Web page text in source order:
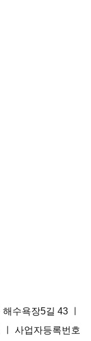
수욕장5길 43 ㅣ
사업자등록번호